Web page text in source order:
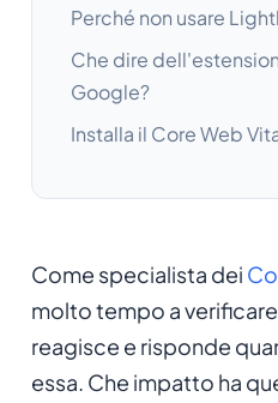
Perché non usare
Che dire
Google?
Installa il Core Web
Come specialista dei
molto tempo a
reagisce e risponde
essa. Che impatto ha